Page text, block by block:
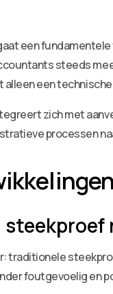
een
steeds
een
zich met
processen
traditionele
foutgevoelig en